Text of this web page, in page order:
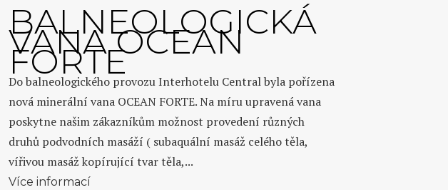
BALNEOLOGICKÁ
VANA OCEAN
FORTE
Do balneologického provozu Interhotelu Central byla pořízena
nová minerální vana OCEAN FORTE. Na míru upravená vana
poskytne našim zákazníkům možnost provedení různých
druhů podvodních masáží ( subaquální masáž celého těla,
vířivou masáž kopírující tvar těla,...
Více informací